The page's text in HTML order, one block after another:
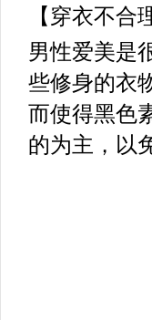
【穿衣不合
男性爱美是
些修身的衣
而使得黑色
的为主，以